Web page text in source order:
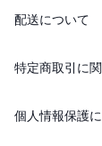
配送について
特定商取引に
個人情報保護